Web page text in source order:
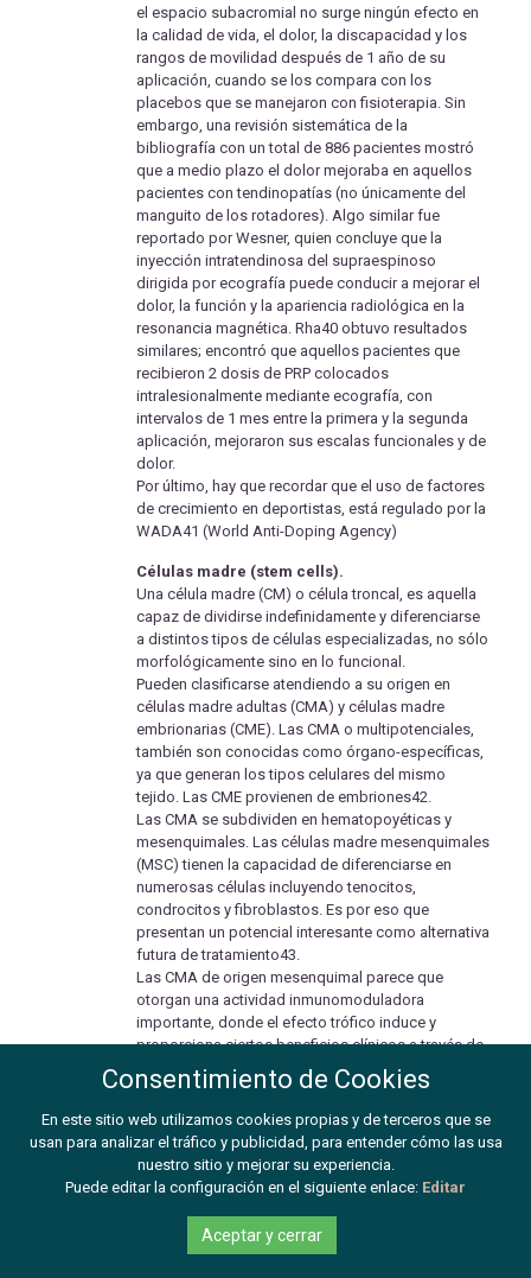
el espacio subacromial no surge ningún efecto en
la calidad de vida, el dolor, la discapacidad y los
rangos de movilidad después de 1 año de su
aplicación, cuando se los compara con los
placebos que se manejaron con fisioterapia. Sin
embargo, una revisión sistemática de la
bibliografía con un total de 886 pacientes mostró
que a medio plazo el dolor mejoraba en aquellos
pacientes con tendinopatías (no únicamente del
manguito de los rotadores). Algo similar fue
reportado por Wesner, quien concluye que la
inyección intratendinosa del supraespinoso
dirigida por ecografía puede conducir a mejorar el
dolor, la función y la apariencia radiológica en la
resonancia magnética. Rha40 obtuvo resultados
similares; encontró que aquellos pacientes que
recibieron 2 dosis de PRP colocados
intralesionalmente mediante ecografía, con
intervalos de 1 mes entre la primera y la segunda
aplicación, mejoraron sus escalas funcionales y de
dolor.
Por último, hay que recordar que el uso de factores
de crecimiento en deportistas, está regulado por la
WADA41 (World Anti-Doping Agency)
Células madre (stem cells).
Una célula madre (CM) o célula troncal, es aquella
capaz de dividirse indefinidamente y diferenciarse
a distintos tipos de células especializadas, no sólo
morfológicamente sino en lo funcional.
Pueden clasificarse atendiendo a su origen en
células madre adultas (CMA) y células madre
embrionarias (CME). Las CMA o multipotenciales,
también son conocidas como órgano-específicas,
ya que generan los tipos celulares del mismo
tejido. Las CME provienen de embriones42.
Las CMA se subdividen en hematopoyéticas y
mesenquimales. Las células madre mesenquimales
(MSC) tienen la capacidad de diferenciarse en
numerosas células incluyendo tenocitos,
condrocitos y fibroblastos. Es por eso que
presentan un potencial interesante como alternativa
futura de tratamiento43.
Las CMA de origen mesenquimal parece que
otorgan una actividad inmunomoduladora
importante, donde el efecto trófico induce y
proporciona ciertos beneficios clínicos a través de
la liberación de factores antiapoptóticos,
quimiotácticos, antifibróticos y angiogénicos en el
foco de la lesión, aunque el efecto regenerador hoy
en día aún está bajo estudio y confirmación
científica.
De todas formas, el uso de estas terapias con MSC
enorme potencial, especialmente en tendón,
ligamento y cartílago; por sus características de
Consentimiento de Cookies
En este sitio web utilizamos cookies propias y de terceros que se
usan para analizar el tráfico y publicidad, para entender cómo las usa
nuestro sitio y mejorar su experiencia.
Puede editar la configuración en el siguiente enlace: Editar
Aceptar y cerrar